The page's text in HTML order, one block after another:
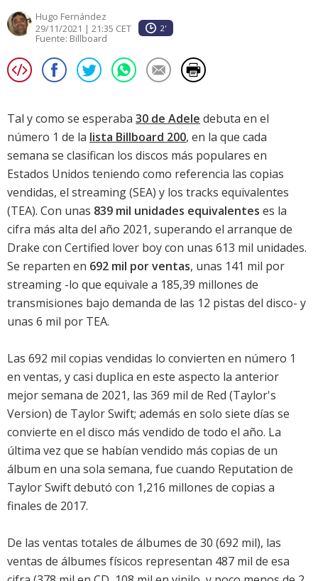
Hugo Fernández
29/11/2021 | 21:35 CET
2'
Fuente: Billboard
Tal y como se esperaba 30 de Adele debuta en el
número 1 de la lista Billboard 200, en la que cada
semana se clasifican los discos más populares en
Estados Unidos teniendo como referencia las copias
vendidas, el streaming (SEA) y los tracks equivalentes
(TEA). Con unas 839 mil unidades equivalentes es la
cifra más alta del año 2021, superando el arranque de
Drake con Certified lover boycon unas 613 mil unidades.
Se reparten en 692 mil por ventas, unas 141 mil por
streaming -lo que equivale a 185,39 millones de
transmisiones bajo demanda de las 12 pistas del disco- y
unas 6 mil por TEA.
Las 692 mil copias vendidas lo convierten en número 1
en ventas, y casi duplica en este aspecto la anterior
mejor semana de 2021, las 369 mil de Red (Taylor's
Version) de Taylor Swift; además en solo siete días se
convierte en el disco más vendido de todo el año. La
última vez que se habían vendido más copias de un
álbum en una sola semana, fue cuando Reputation de
Taylor Swiftdebutó con 1,216 millones de copias a
finales de 2017.
De las ventas totales de álbumes de 30 (692 mil), las
ventas de álbumes físicos representan 487 mil de esa